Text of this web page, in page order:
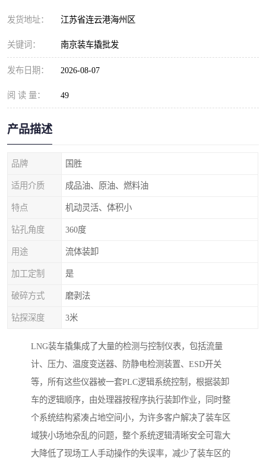
发货地址： 江苏省连云港海州区
关键词： 南京装车撬批发
发布日期： 2026-08-07
阅 读 量： 49
产品描述
品牌 国胜
适用介质 成品油、原油、燃料油
特点 机动灵活、体积小
钻孔角度 360度
用途 流体装卸
加工定制 是
破碎方式 磨剥法
钻探深度 3米
LNG装车撬集成了大量的检测与控制仪表，包括流量
计、压力、温度变送器、防静电检测装置、ESD开关
等，所有这些仪器被一套PLC逻辑系统控制，根据装卸
车的逻辑顺序，由处理器按程序执行装卸作业，同时整
个系统结构紧凑占地空间小，为许多客户解决了装车区
域狭小场地杂乱的问题，整个系统逻辑清晰安全可靠大
大降低了现场工人手动操作的失误率，减少了装车区的